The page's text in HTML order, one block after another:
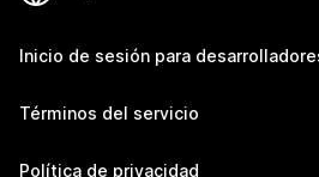
Inicio de sesión para
Términos del servicio
Política de privacidad